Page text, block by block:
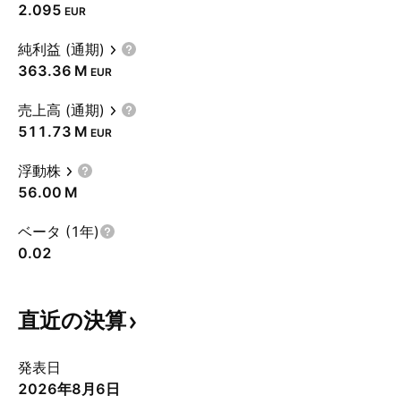
2.095 EUR
純利益 (通期)
‪363.36 M‬ EUR
売上高 (通期)
‪511.73 M‬ EUR
浮動株
‪56.00 M‬
ベータ (1年)
0.02
直近の決算
発表日
2026年8月6日